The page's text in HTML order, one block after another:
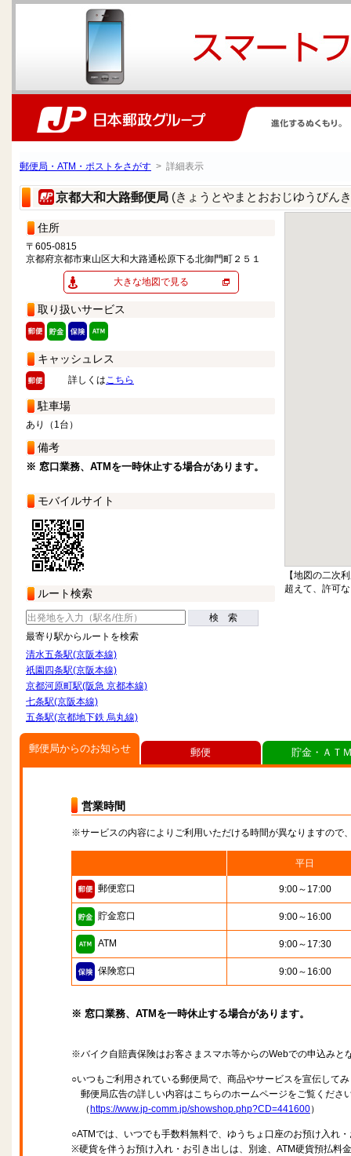
郵便局・ATM・ポストをさがす > 詳細表示
京都大和大路郵便局 (きょうとやまとおおじゆうびん
住所
〒605-0815
京都府京都市東山区大和大路通松原下る北御門町２５１
大きな地図で見る
取り扱いサービス
キャッシュレス
詳しくはこちら
駐車場
あり（1台）
備考
※ 窓口業務、ATMを一時休止する場合があります。
モバイルサイト
ルート検索
検 索
最寄り駅からルートを検索
清水五条駅(京阪本線)
祇園四条駅(京阪本線)
京都河原町駅(阪急 京都本線)
七条駅(京阪本線)
五条駅(京都地下鉄 烏丸線)
【地図の二次
超えて、許可
郵便局からのお知らせ
営業時間
※サービスの内容によりご利用いただける時間が異なりますので
平日
郵便窓口 9:00～17:00
貯金窓口 9:00～16:00
ATM 9:00～17:30
保険窓口 9:00～16:00
※ 窓口業務、ATMを一時休止する場合があります。
※バイク自賠責保険はお客さまスマホ等からのWebでの申込みと
○いつもご利用されている郵便局で、商品やサービスを宣伝して
郵便局広告の詳しい内容はこちらのホームページをご覧くださ
（ https://www.jp-comm.jp/showshop.php?CD=441600）
○ATMでは、いつでも手数料無料で、ゆうちょ口座のお預け入れ
※硬貨を伴うお預け入れ・お引き出しは、別途、ATM硬貨預払料
郵便 貯金・ＡＴ